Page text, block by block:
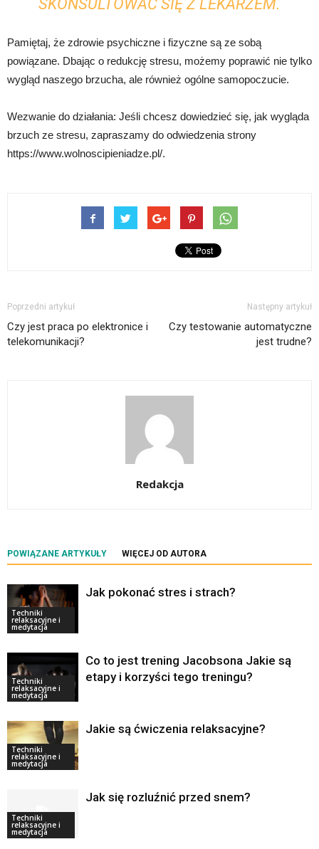
SKONSULTOWAĆ SIĘ Z LEKARZEM.
Pamiętaj, że zdrowie psychiczne i fizyczne są ze sobą
powiązane. Dbając o redukcję stresu, możemy poprawić nie tylko
wygląd naszego brzucha, ale również ogólne samopoczucie.
Wezwanie do działania: Jeśli chcesz dowiedzieć się, jak wygląda
brzuch ze stresu, zapraszamy do odwiedzenia strony
https://www.wolnoscipieniadze.pl/.
Poprzedni artykuł
Czy jest praca po elektronice i
telekomunikacji?
Następny artykuł
Czy testowanie automatyczne
jest trudne?
Redakcja
POWIĄZANE ARTYKUŁY WIĘCEJ OD AUTORA
Techniki
relaksacyjne i
medytacja
Jak pokonać stres i strach?
Techniki
relaksacyjne i
medytacja
Co to jest trening Jacobsona Jakie są
etapy i korzyści tego treningu?
Techniki
relaksacyjne i
medytacja
Jakie są ćwiczenia relaksacyjne?
Techniki
relaksacyjne i
medytacja
Jak się rozluźnić przed snem?